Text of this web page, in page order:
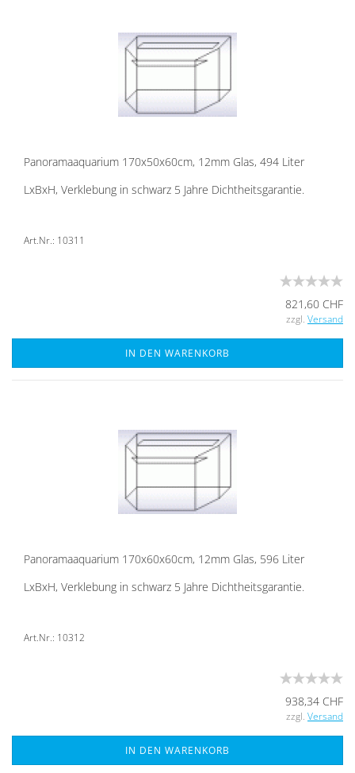
Pan­ora­ma­aqua­ri­um 170x50x60cm, 12mm Glas, 494 Liter
LxBxH, Ver­kle­bung in schwarz 5 Jahre Dicht­heits­ga­ran­tie.
Art.Nr.: 10311
821,60 CHF
zzgl. Versand
IN DEN WARENKORB
Pan­ora­ma­aqua­ri­um 170x60x60cm, 12mm Glas, 596 Liter
LxBxH, Ver­kle­bung in schwarz 5 Jahre Dicht­heits­ga­ran­tie.
Art.Nr.: 10312
938,34 CHF
zzgl. Versand
IN DEN WARENKORB